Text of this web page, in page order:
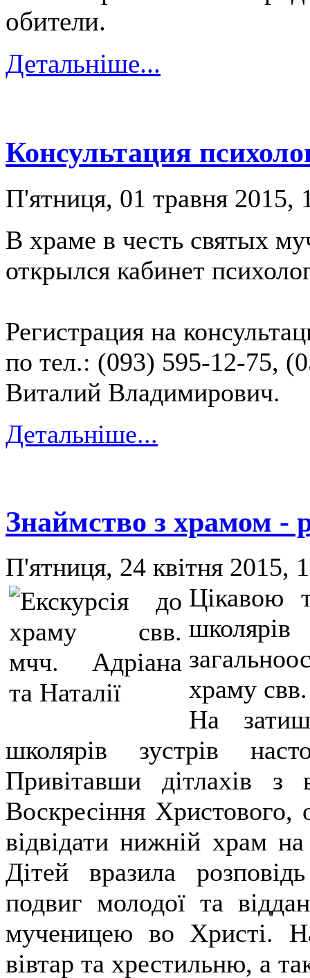
обители.
Детальніше...
Консультация
П'ятниця, 01 травня 2015,
В храме в честь святых
открылся кабинет
Регистрация на
по тел.: (093) 595-12-75,
Виталий Владимирович.
Детальніше...
Знаймство з храмом -
П'ятниця, 24 квітня 2015,
Цікавою
храму
На
школярів зустрів
Привітавши дітлахів з
Воскресіння Христового,
відвідати нижній храм
Дітей вразила
подвиг молодої та
мученицею во Христі.
вівтар та хрестильню, а